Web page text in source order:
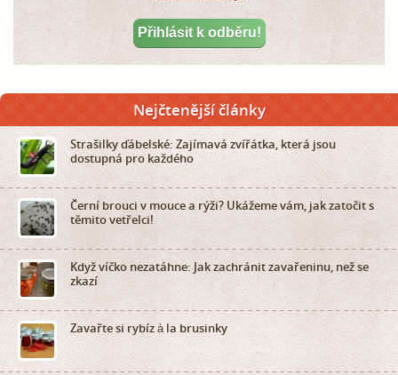
Nejčtenější články
Strašilky ďábelské: Zajímavá zvířátka, která jsou
dostupná pro každého
Černí brouci v mouce a rýži? Ukážeme vám, jak zatočit s
těmito vetřelci!
Když víčko nezatáhne: Jak zachránit zavařeninu, než se
zkazí
Zavařte si rybíz à la brusinky